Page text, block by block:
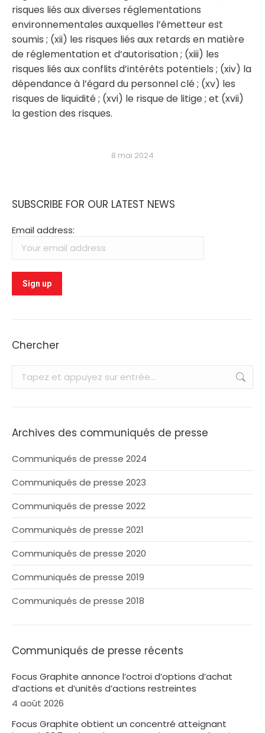
risques liés aux diverses réglementations
environnementales auxquelles l’émetteur est
soumis ; (xii) les risques liés aux retards en matière
de réglementation et d’autorisation ; (xiii) les
risques liés aux conflits d’intérêts potentiels ; (xiv) la
dépendance à l’égard du personnel clé ; (xv) les
risques de liquidité ; (xvi) le risque de litige ; et (xvii)
la gestion des risques.
8 mai 2024
SUBSCRIBE FOR OUR LATEST NEWS
Email address:
Chercher
Archives des communiqués de presse
Communiqués de presse 2024
Communiqués de presse 2023
Communiqués de presse 2022
Communiqués de presse 2021
Communiqués de presse 2020
Communiqués de presse 2019
Communiqués de presse 2018
Communiqués de presse récents
Focus Graphite annonce l’octroi d’options d’achat
d’actions et d’unités d’actions restreintes
4 août 2026
Focus Graphite obtient un concentré atteignant